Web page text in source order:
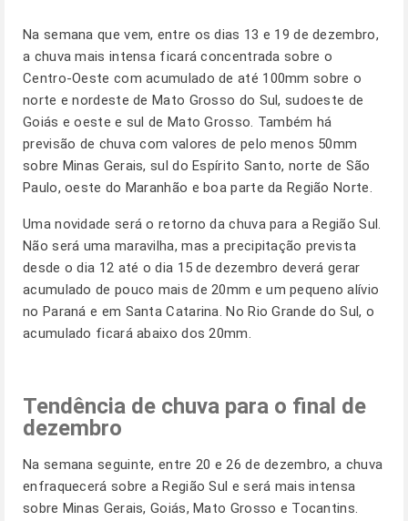
Na semana que vem, entre os dias 13 e 19 de dezembro,
a chuva mais intensa ficará concentrada sobre o
Centro-Oeste com acumulado de até 100mm sobre o
norte e nordeste de Mato Grosso do Sul, sudoeste de
Goiás e oeste e sul de Mato Grosso. Também há
previsão de chuva com valores de pelo menos 50mm
sobre Minas Gerais, sul do Espírito Santo, norte de São
Paulo, oeste do Maranhão e boa parte da Região Norte.
Uma novidade será o retorno da chuva para a Região Sul.
Não será uma maravilha, mas a precipitação prevista
desde o dia 12 até o dia 15 de dezembro deverá gerar
acumulado de pouco mais de 20mm e um pequeno alívio
no Paraná e em Santa Catarina. No Rio Grande do Sul, o
acumulado ficará abaixo dos 20mm.
Tendência de chuva para o final de
dezembro
Na semana seguinte, entre 20 e 26 de dezembro, a chuva
enfraquecerá sobre a Região Sul e será mais intensa
sobre Minas Gerais, Goiás, Mato Grosso e Tocantins.